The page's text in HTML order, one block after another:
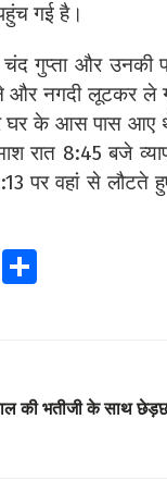
गई है।
चंद गुप्ता और उनकी
और नगदी लूटकर ले
घर के आस पास आए
रात 8:45 बजे
पर वहां से
W
की भतीजी के साथ